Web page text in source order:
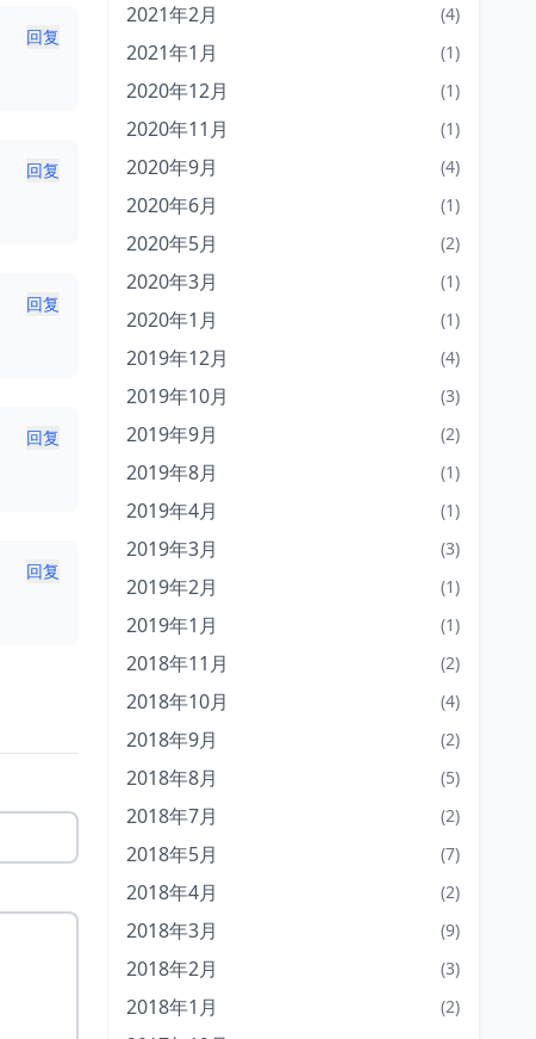
回复
回复
回复
回复
回复
2021年2月 (4)
2021年1月 (1)
2020年12月 (1)
2020年11月 (1)
2020年9月 (4)
2020年6月 (1)
2020年5月 (2)
2020年3月 (1)
2020年1月 (1)
2019年12月 (4)
2019年10月 (3)
2019年9月 (2)
2019年8月 (1)
2019年4月 (1)
2019年3月 (3)
2019年2月 (1)
2019年1月 (1)
2018年11月 (2)
2018年10月 (4)
2018年9月 (2)
2018年8月 (5)
2018年7月 (2)
2018年5月 (7)
2018年4月 (2)
2018年3月 (9)
2018年2月 (3)
2018年1月 (2)